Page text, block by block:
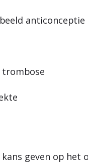
trombose
geven op het